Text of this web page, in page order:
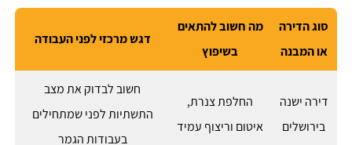
סוג הדירה
או המבנה
מה חשוב להתאים
בשיפוץ
דגש מרכזי לפני העבודה
דירה ישנה
בירושלים
החלפת צנרת,
איטום וריצוף עמיד
חשוב לבדוק את מצב
התשתיות לפני שמתחילים
בעבודות הגמר